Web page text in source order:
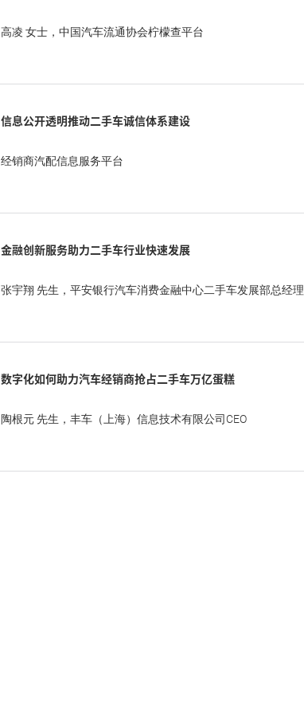
高凌 女士，中国汽车流通协会柠檬查平台
信息公开透明推动二手车诚信体系建设
经销商汽配信息服务平台
金融创新服务助力二手车行业快速发展
张宇翔 先生，平安银行汽车消费金融中心二手车发展部总经理
数字化如何助力汽车经销商抢占二手车万亿蛋糕
陶根元 先生，丰车（上海）信息技术有限公司CEO